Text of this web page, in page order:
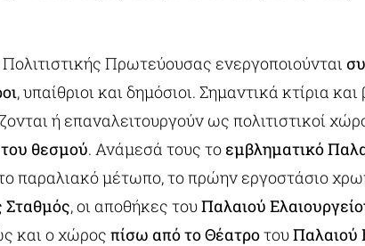
Πολιτιστικής Πρωτεύουσας ενεργοποιούνται
, υπαίθριοι και δημόσιοι. Σημαντικά κτίρια
ή επαναλειτουργούν ως πολιτιστικοί
ου θεσμού. Ανάμεσά τους το εμβληματικό
παραλιακό μέτωπο, το πρώην εργοστάσιο
Σταθμός, οι αποθήκες τουΠαλαιού
και ο χώρος πίσω από το ΘέατροτουΠαλαιού